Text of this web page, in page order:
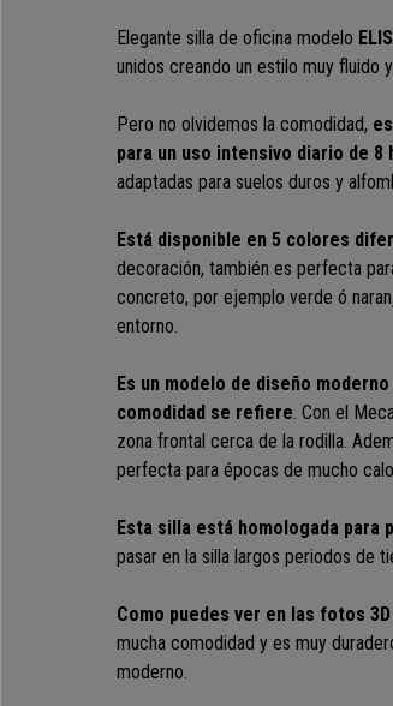
Elegante silla de oficina modelo
unidos creando un estilo muy fluido
Pero no olvidemos la comodidad,
para un uso intensivo diario de 8
adaptadas para suelos duros y
Está disponible en 5 colores
decoración, también es perfecta
concreto, por ejemplo verde ó
entorno.
Es un modelo de diseño
comodidad se refiere. Con el
zona frontal cerca de la rodilla.
perfecta para épocas de mucho
Esta silla está homologada para
pasar en la silla largos periodos de
Como puedes ver en las fotos
mucha comodidad y es muy
moderno.